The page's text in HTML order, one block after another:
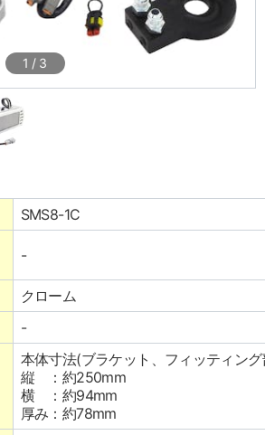
1 / 3
SMS8-1C
-
クローム
-
本体寸法(ブラケット、フィッティン
縦 ：約250mm
横 ：約94mm
厚み：約78mm